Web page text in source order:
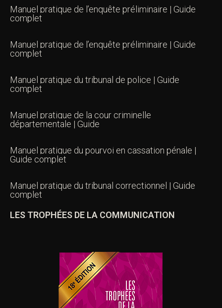
Manuel pratique de l’enquête préliminaire | Guide
complet
Manuel pratique de l’enquête préliminaire | Guide
complet
Manuel pratique du tribunal de police | Guide
complet
Manuel pratique de la cour criminelle
départementale | Guide
Manuel pratique du pourvoi en cassation pénale |
Guide complet
Manuel pratique du tribunal correctionnel | Guide
complet
LES TROPHÉES DE LA COMMUNICATION